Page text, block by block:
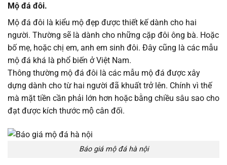
Mộ đá đôi.
Mộ đá đôi là kiểu mộ đẹp được thiết kế dành cho hai
người. Thường sẽ là dành cho những cặp đôi ông bà. Hoặc
bố mẹ, hoặc chị em, anh em sinh đôi. Đây cũng là các mẫu
mộ đá khá là phổ biến ở Việt Nam.
Thông thường mộ đá đôi là các mẫu mộ đá được xây
dựng dành cho từ hai người đã khuất trở lên. Chính vì thế
mà mặt tiền cần phải lớn hơn hoặc bằng chiều sâu sao cho
đạt được kích thước mộ cân đối.
Báo giá mộ đá hà nội